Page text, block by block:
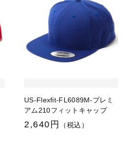
US-Flexfit-FL6089M-プレミ
アム210フィットキャップ
2,640円 （税込）